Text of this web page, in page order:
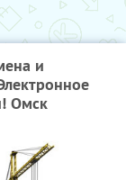
и
Омск